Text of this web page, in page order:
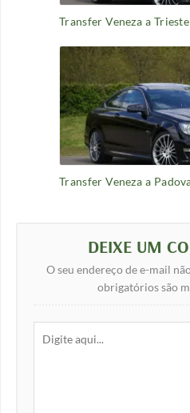
Transfer Veneza a Trieste
Transfer Veneza a
DEIXE UM
O seu endereço de e-mail
obrigatórios são
aqui...